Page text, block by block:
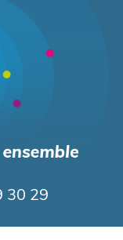
30 29